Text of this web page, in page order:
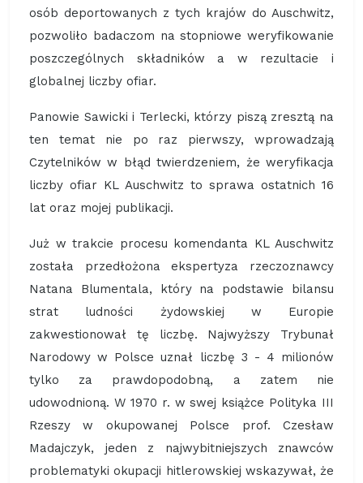
osób deportowanych z tych krajów do Auschwitz,
pozwoliło badaczom na stopniowe weryfikowanie
poszczególnych składników a w rezultacie i
globalnej liczby ofiar.
Panowie Sawicki i Terlecki, którzy piszą zresztą na
ten temat nie po raz pierwszy, wprowadzają
Czytelników w błąd twierdzeniem, że weryfikacja
liczby ofiar KL Auschwitz to sprawa ostatnich 16
lat oraz mojej publikacji.
Już w trakcie procesu komendanta KL Auschwitz
została przedłożona ekspertyza rzeczoznawcy
Natana Blumentala, który na podstawie bilansu
strat ludności żydowskiej w Europie
zakwestionował tę liczbę. Najwyższy Trybunał
Narodowy w Polsce uznał liczbę 3 - 4 milionów
tylko za prawdopodobną, a zatem nie
udowodnioną. W 1970 r. w swej książce Polityka III
Rzeszy w okupowanej Polsce prof. Czesław
Madajczyk, jeden z najwybitniejszych znawców
problematyki okupacji hitlerowskiej wskazywał, że